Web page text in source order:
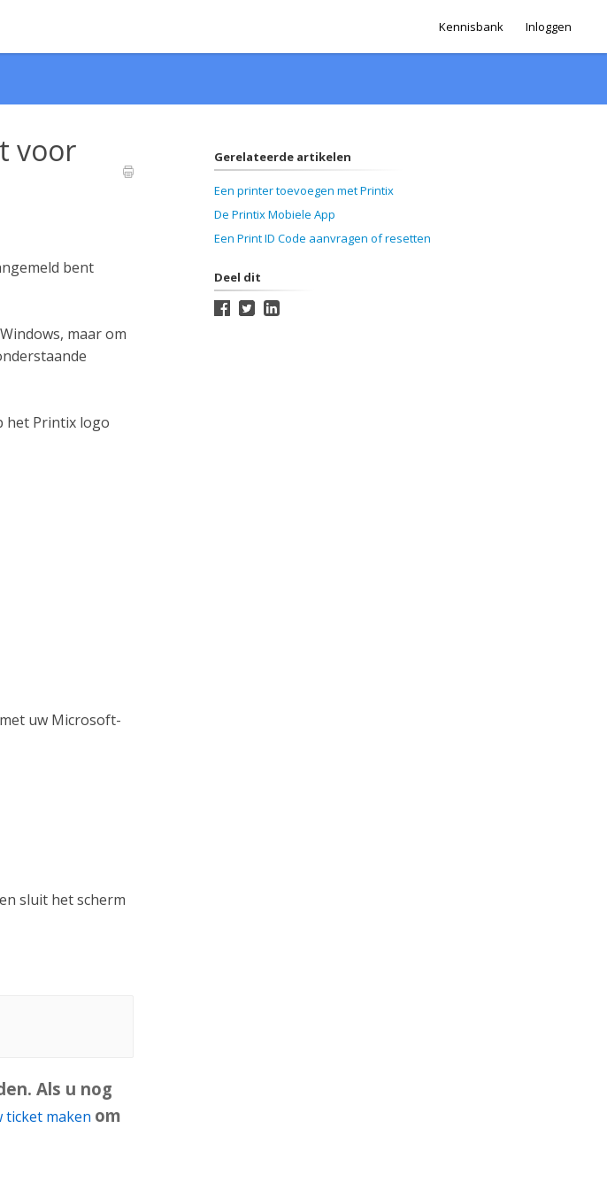
Kennisbank Inloggen
voor
bent
maar om
het Printix logo
uw Microsoft-
sluit het scherm
Als u nog
ticket maken om
Gerelateerde artikelen
Een printer toevoegen met Printix
De Printix Mobiele App
Een Print ID Code aanvragen of resetten
Deel dit